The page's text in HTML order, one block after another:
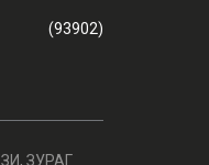
(93902)
ЗУРАГ